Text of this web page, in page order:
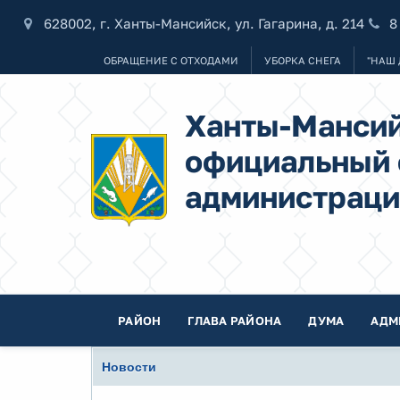
628002, г. Ханты-Мансийск, ул. Гагарина, д. 214
ОБРАЩЕНИЕ С ОТХОДАМИ УБОРКА СНЕГА "НАШ
Ханты-
официальный
РАЙОН ГЛАВА РАЙОНА ДУМА
Новости